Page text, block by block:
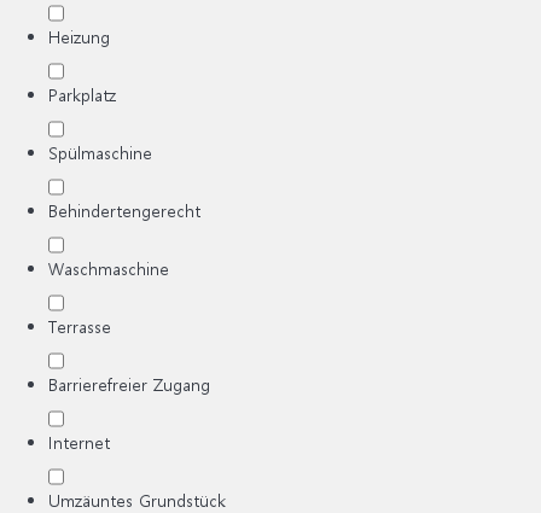
Heizung
Parkplatz
Spülmaschine
Behindertengerecht
Waschmaschine
Terrasse
Barrierefreier Zugang
Internet
Umzäuntes Grundstück